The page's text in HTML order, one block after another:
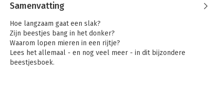
Samenvatting
Hoe langzaam gaat een slak?
Zijn beestjes bang in het donker?
Waarom lopen mieren in een rijtje?
Lees het allemaal - en nog veel meer - in dit bijzondere
beestjesboek.